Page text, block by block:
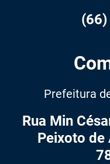
Prefeitura
Rua Min
Peixoto de